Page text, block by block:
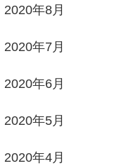
2020年8月
2020年7月
2020年6月
2020年5月
2020年4月